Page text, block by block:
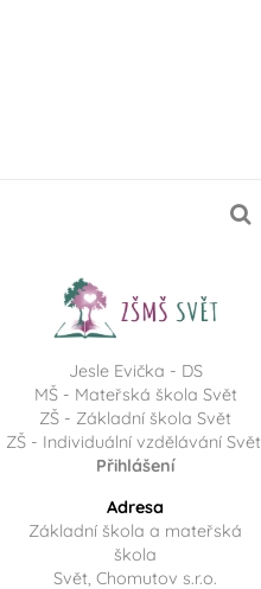
Jesle Evička - DS
MŠ - Mateřská škola Svět
ZŠ - Základní škola Svět
ZŠ - Individuální vzdělávání Svět
Přihlášení
Adresa
Základní škola a mateřská
škola
Svět, Chomutov s.r.o.